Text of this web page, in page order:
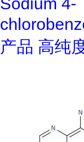
产品 高纯